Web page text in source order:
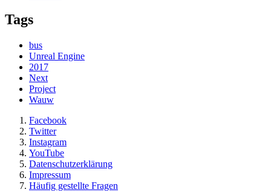
Tags
bus
Unreal Engine
2017
Next
Project
Wauw
Facebook
Twitter
Instagram
YouTube
Datenschutzerklärung
Impressum
Häufig gestellte Fragen